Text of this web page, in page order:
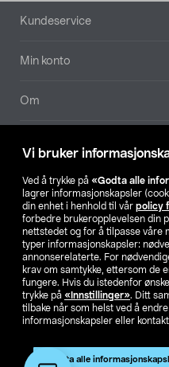
Vi bruker
Ved å trykke på «Godta alle
lagrer informasjonskapsler
din enhet i henhold til vår policy
forbedre brukeropplevelsen din
nettstedet og for å tilpasse våre
typer informasjonskapsler:
annonserelaterte. For
krav om samtykke, ettersom de
fungere. Hvis du istedenfor
trykke på «Innstillinger». Ditt
tilbake når som helst ved å
informasjonskapsler eller
Godta alle
Bunntekst
Kundeservice
Min konto
Om
Våre selskaper
SE
Privacy statement